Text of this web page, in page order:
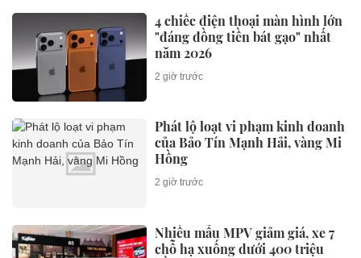
Có gì trong căn hộ duplex hàng
hiệu tại dự án Branded
Residences tiên phong của KĐT
2 giờ trước
Làm sạch dữ liệu đất đai trên cả
nước